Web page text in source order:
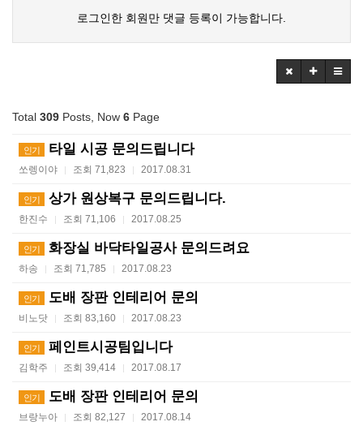
로그인한 회원만 댓글 등록이 가능합니다.
Total 309 Posts, Now 6 Page
인기 타일 시공 문의드립니다
쏘렝이야 | 조회 71,823 | 2017.08.31
인기 상가 원상복구 문의드립니다.
한진수 | 조회 71,106 | 2017.08.25
인기 화장실 바닥타일공사 문의드려요
하송 | 조회 71,785 | 2017.08.23
인기 도배 장판 인테리어 문의
비노닷 | 조회 83,160 | 2017.08.23
인기 페인트시공팀입니다
김학주 | 조회 39,414 | 2017.08.17
인기 도배 장판 인테리어 문의
브랑누아 | 조회 82,127 | 2017.08.14